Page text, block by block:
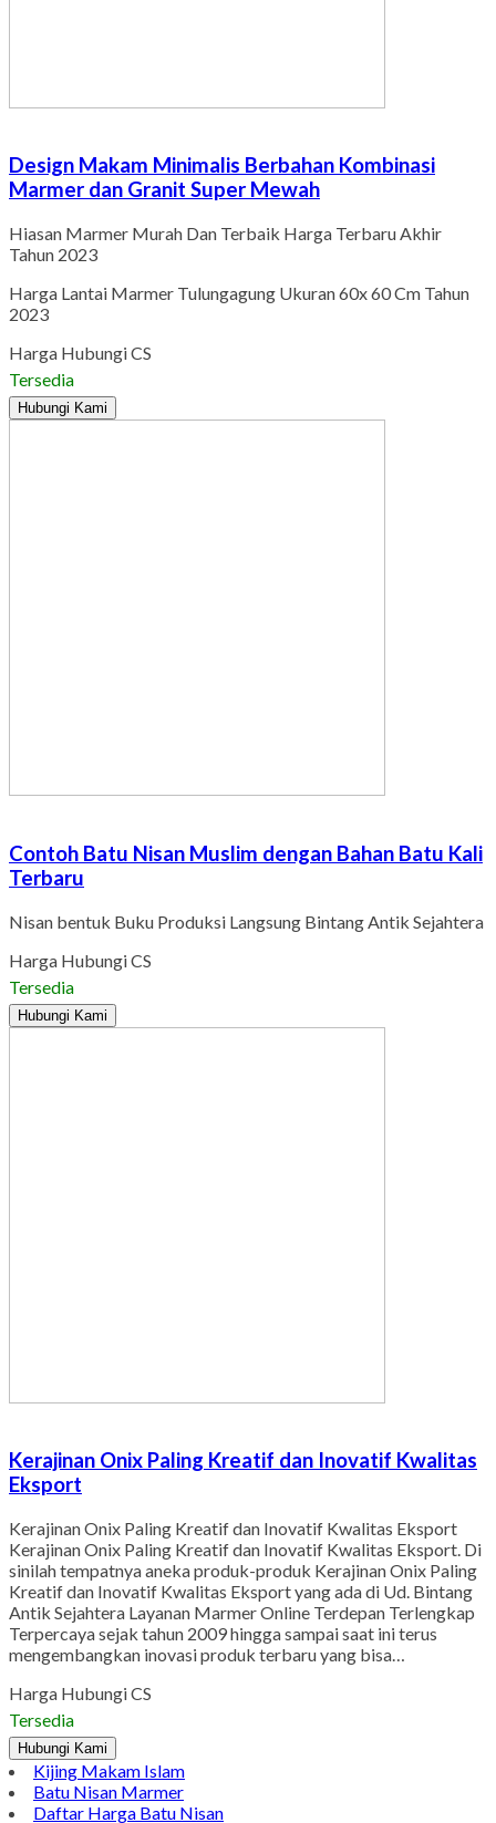
Design Makam Minimalis Berbahan Kombinasi
Marmer dan Granit Super Mewah
Hiasan Marmer Murah Dan Terbaik Harga Terbaru Akhir
Tahun 2023
Harga Lantai Marmer Tulungagung Ukuran 60x 60 Cm Tahun
2023
Harga Hubungi CS
Tersedia
Hubungi Kami
Contoh Batu Nisan Muslim dengan Bahan Batu Kali
Terbaru
Nisan bentuk Buku Produksi Langsung Bintang Antik Sejahtera
Harga Hubungi CS
Tersedia
Hubungi Kami
Kerajinan Onix Paling Kreatif dan Inovatif Kwalitas
Eksport
Kerajinan Onix Paling Kreatif dan Inovatif Kwalitas Eksport
Kerajinan Onix Paling Kreatif dan Inovatif Kwalitas Eksport. Di
sinilah tempatnya aneka produk-produk Kerajinan Onix Paling
Kreatif dan Inovatif Kwalitas Eksport yang ada di Ud. Bintang
Antik Sejahtera Layanan Marmer Online Terdepan Terlengkap
Terpercaya sejak tahun 2009 hingga sampai saat ini terus
mengembangkan inovasi produk terbaru yang bisa…
Harga Hubungi CS
Tersedia
Hubungi Kami
Kijing Makam Islam
Batu Nisan Marmer
Daftar Harga Batu Nisan